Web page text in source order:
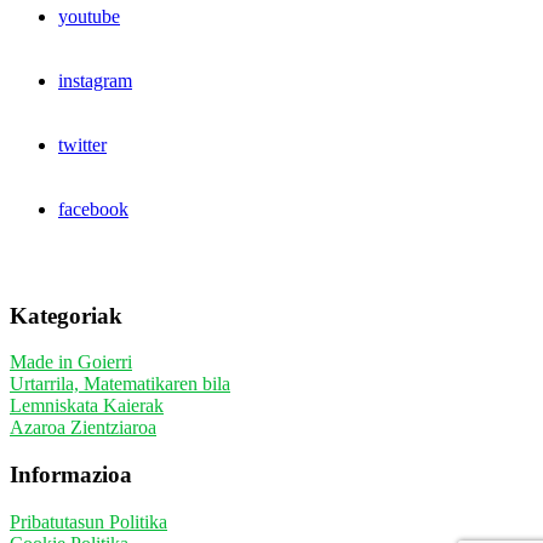
youtube
instagram
twitter
facebook
Kategoriak
Made in Goierri
Urtarrila, Matematikaren bila
Lemniskata Kaierak
Azaroa Zientziaroa
Informazioa
Pribatutasun Politika